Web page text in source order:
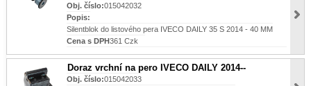
Obj. číslo:015042032
Popis:
Silentblok do listového pera IVECO DAILY 35 S 2014 - 40 MM
Cena s DPH361 Czk
Doraz vrchní na pero IVECO DAILY 2014--
Obj. číslo:015042033